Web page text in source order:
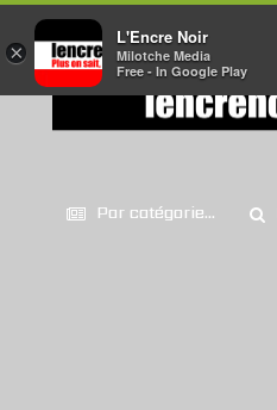
Par catégorie...
×
L'Encre Noir
Milotche Media
Free - In Google Play